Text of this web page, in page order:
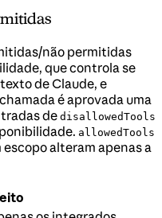
não permitidas
que controla se
de Claude, e
é aprovada uma
dedisallowedTools
allowedTools
escopo alteram apenas a